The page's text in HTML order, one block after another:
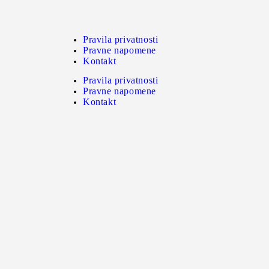
Pravila privatnosti
Pravne napomene
Kontakt
Pravila privatnosti
Pravne napomene
Kontakt